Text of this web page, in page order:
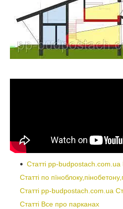
Статті pp-budpostach.com.ua
Статті по
Статті pp-budpostach.com.ua
Статті Все про парканах